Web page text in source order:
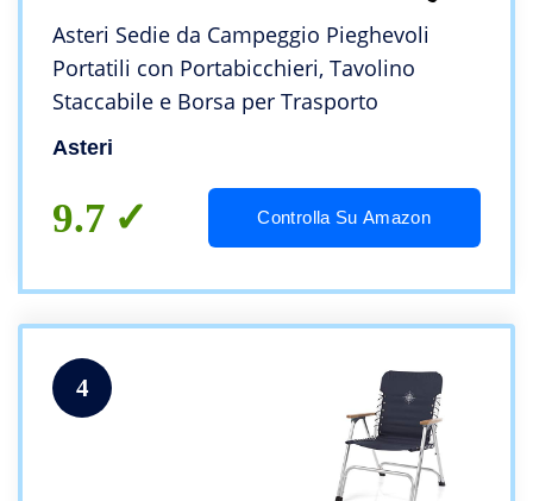
Asteri Sedie da Campeggio Pieghevoli
Portatili con Portabicchieri, Tavolino
Staccabile e Borsa per Trasporto
Asteri
9.7 Controlla Su Amazon
4